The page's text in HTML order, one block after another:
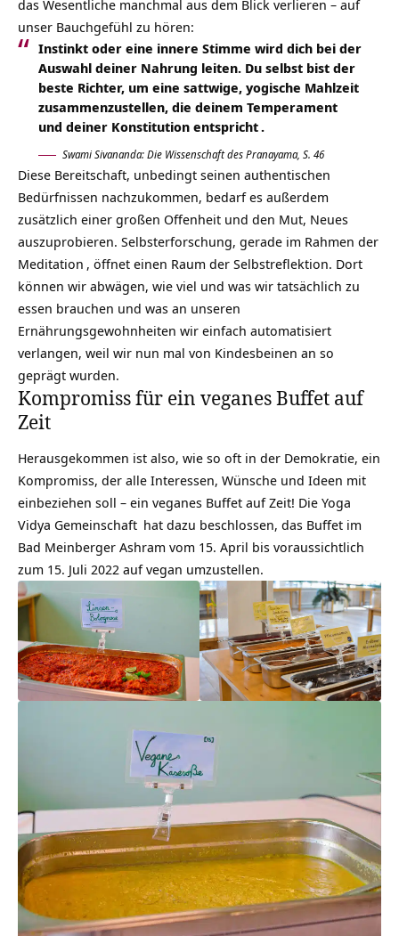
das Wesentliche manchmal aus dem Blick verlieren – auf
unser Bauchgefühl zu hören:
Instinkt oder eine innere Stimme wird dich bei der
Auswahl deiner Nahrung leiten. Du selbst bist der
beste Richter, um eine sattwige, yogische Mahlzeit
zusammenzustellen, die deinem Temperament
und deiner Konstitution entspricht.
Swami Sivananda: Die Wissenschaft des Pranayama, S. 46
Diese Bereitschaft, unbedingt seinen authentischen
Bedürfnissen nachzukommen, bedarf es außerdem
zusätzlich einer großen Offenheit und den Mut, Neues
auszuprobieren. Selbsterforschung, gerade im Rahmen der
Meditation , öffnet einen Raum der Selbstreflektion. Dort
können wir abwägen, wie viel und was wir tatsächlich zu
essen brauchen und was an unseren
Ernährungsgewohnheiten wir einfach automatisiert
verlangen, weil wir nun mal von Kindesbeinen an so
geprägt wurden.
Kompromiss für ein veganes Buffet auf
Zeit
Herausgekommen ist also, wie so oft in der Demokratie, ein
Kompromiss, der alle Interessen, Wünsche und Ideen mit
einbeziehen soll – ein veganes Buffet auf Zeit! Die Yoga
Vidya Gemeinschaft hat dazu beschlossen, das Buffet im
Bad Meinberger Ashram vom 15. April bis voraussichtlich
zum 15. Juli 2022 auf vegan umzustellen.